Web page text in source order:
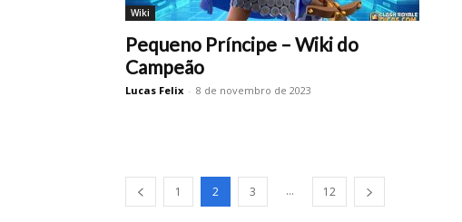
Wiki
Pequeno Príncipe – Wiki do
Campeão
Lucas Felix - 8 de novembro de 2023
1 2 3 ... 12